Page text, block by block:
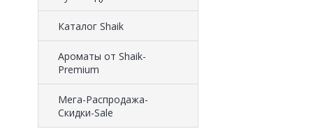
Каталог Shaik
Ароматы от Shaik-
Premium
Мега-Распродажа-
Скидки-Sale